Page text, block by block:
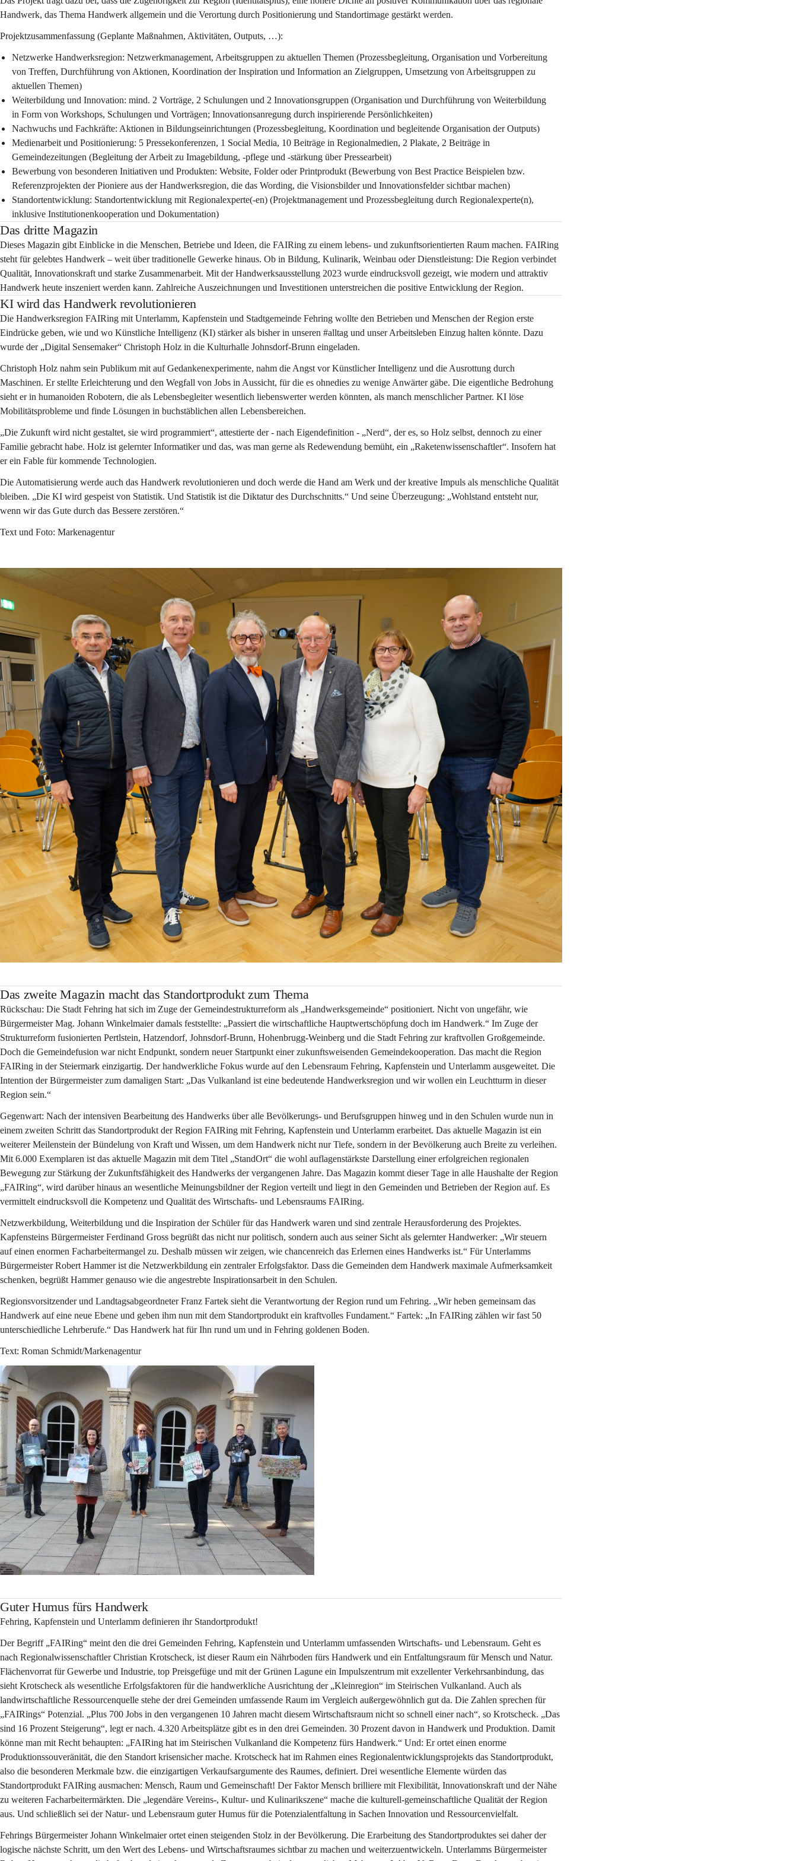
Handwerk, das Thema Handwerk allgemein und die Verortung durch Positionierung und Standortimage gestärkt werden.
Projektzusammenfassung (Geplante Maßnahmen, Aktivitäten, Outputs, …):
Netzwerke Handwerksregion: Netzwerkmanagement, Arbeitsgruppen zu aktuellen Themen (Prozessbegleitung, Organisation und Vorbereitung
von Treffen, Durchführung von Aktionen, Koordination der Inspiration und Information an Zielgruppen, Umsetzung von Arbeitsgruppen zu
aktuellen Themen)
Weiterbildung und Innovation: mind. 2 Vorträge, 2 Schulungen und 2 Innovationsgruppen (Organisation und Durchführung von Weiterbildung
in Form von Workshops, Schulungen und Vorträgen; Innovationsanregung durch inspirierende Persönlichkeiten)
Nachwuchs und Fachkräfte: Aktionen in Bildungseinrichtungen (Prozessbegleitung, Koordination und begleitende Organisation der Outputs)
Medienarbeit und Positionierung: 5 Pressekonferenzen, 1 Social Media, 10 Beiträge in Regionalmedien, 2 Plakate, 2 Beiträge in
Gemeindezeitungen (Begleitung der Arbeit zu Imagebildung, -pflege und -stärkung über Pressearbeit)
Bewerbung von besonderen Initiativen und Produkten: Website, Folder oder Printprodukt (Bewerbung von Best Practice Beispielen bzw.
Referenzprojekten der Pioniere aus der Handwerksregion, die das Wording, die Visionsbilder und Innovationsfelder sichtbar machen)
Standortentwicklung: Standortentwicklung mit Regionalexperte(-en) (Projektmanagement und Prozessbegleitung durch Regionalexperte(n),
inklusive Institutionenkooperation und Dokumentation)
Das dritte Magazin
Dieses Magazin gibt Einblicke in die Menschen, Betriebe und Ideen, die FAIRing zu einem lebens- und zukunftsorientierten Raum machen. FAIRing
steht für gelebtes Handwerk – weit über traditionelle Gewerke hinaus. Ob in Bildung, Kulinarik, Weinbau oder Dienstleistung: Die Region verbindet
Qualität, Innovationskraft und starke Zusammenarbeit. Mit der Handwerksausstellung 2023 wurde eindrucksvoll gezeigt, wie modern und attraktiv
Handwerk heute inszeniert werden kann. Zahlreiche Auszeichnungen und Investitionen unterstreichen die positive Entwicklung der Region.
KI wird das Handwerk revolutionieren
Die Handwerksregion FAIRing mit Unterlamm, Kapfenstein und Stadtgemeinde Fehring wollte den Betrieben und Menschen der Region erste
Eindrücke geben, wie und wo Künstliche Intelligenz (KI) stärker als bisher in unseren #alltag und unser Arbeitsleben Einzug halten könnte. Dazu
wurde der „Digital Sensemaker“ Christoph Holz in die Kulturhalle Johnsdorf-Brunn eingeladen.
Christoph Holz nahm sein Publikum mit auf Gedankenexperimente, nahm die Angst vor Künstlicher Intelligenz und die Ausrottung durch
Maschinen. Er stellte Erleichterung und den Wegfall von Jobs in Aussicht, für die es ohnedies zu wenige Anwärter gäbe. Die eigentliche Bedrohung
sieht er in humanoiden Robotern, die als Lebensbegleiter wesentlich liebenswerter werden könnten, als manch menschlicher Partner. KI löse
Mobilitätsprobleme und finde Lösungen in buchstäblichen allen Lebensbereichen.
„Die Zukunft wird nicht gestaltet, sie wird programmiert“, attestierte der - nach Eigendefinition - „Nerd“, der es, so Holz selbst, dennoch zu einer
Familie gebracht habe. Holz ist gelernter Informatiker und das, was man gerne als Redewendung bemüht, ein „Raketenwissenschaftler“. Insofern hat
er ein Fable für kommende Technologien.
Die Automatisierung werde auch das Handwerk revolutionieren und doch werde die Hand am Werk und der kreative Impuls als menschliche Qualität
bleiben. „Die KI wird gespeist von Statistik. Und Statistik ist die Diktatur des Durchschnitts.“ Und seine Überzeugung: „Wohlstand entsteht nur,
wenn wir das Gute durch das Bessere zerstören.“
Text und Foto: Markenagentur
Das zweite Magazin macht das Standortprodukt zum Thema
Rückschau: Die Stadt Fehring hat sich im Zuge der Gemeindestrukturreform als „Handwerksgemeinde“ positioniert. Nicht von ungefähr, wie
Bürgermeister Mag. Johann Winkelmaier damals feststellte: „Passiert die wirtschaftliche Hauptwertschöpfung doch im Handwerk.“ Im Zuge der
Strukturreform fusionierten Pertlstein, Hatzendorf, Johnsdorf-Brunn, Hohenbrugg-Weinberg und die Stadt Fehring zur kraftvollen Großgemeinde.
Doch die Gemeindefusion war nicht Endpunkt, sondern neuer Startpunkt einer zukunftsweisenden Gemeindekooperation. Das macht die Region
FAIRing in der Steiermark einzigartig. Der handwerkliche Fokus wurde auf den Lebensraum Fehring, Kapfenstein und Unterlamm ausgeweitet. Die
Intention der Bürgermeister zum damaligen Start: „Das Vulkanland ist eine bedeutende Handwerksregion und wir wollen ein Leuchtturm in dieser
Region sein.“
Gegenwart: Nach der intensiven Bearbeitung des Handwerks über alle Bevölkerungs- und Berufsgruppen hinweg und in den Schulen wurde nun in
einem zweiten Schritt das Standortprodukt der Region FAIRing mit Fehring, Kapfenstein und Unterlamm erarbeitet. Das aktuelle Magazin ist ein
weiterer Meilenstein der Bündelung von Kraft und Wissen, um dem Handwerk nicht nur Tiefe, sondern in der Bevölkerung auch Breite zu verleihen.
Mit 6.000 Exemplaren ist das aktuelle Magazin mit dem Titel „StandOrt“ die wohl auflagenstärkste Darstellung einer erfolgreichen regionalen
Bewegung zur Stärkung der Zukunftsfähigkeit des Handwerks der vergangenen Jahre. Das Magazin kommt dieser Tage in alle Haushalte der Region
„FAIRing“, wird darüber hinaus an wesentliche Meinungsbildner der Region verteilt und liegt in den Gemeinden und Betrieben der Region auf. Es
vermittelt eindrucksvoll die Kompetenz und Qualität des Wirtschafts- und Lebensraums FAIRing.
Netzwerkbildung, Weiterbildung und die Inspiration der Schüler für das Handwerk waren und sind zentrale Herausforderung des Projektes.
Kapfensteins Bürgermeister Ferdinand Gross begrüßt das nicht nur politisch, sondern auch aus seiner Sicht als gelernter Handwerker: „Wir steuern
auf einen enormen Facharbeitermangel zu. Deshalb müssen wir zeigen, wie chancenreich das Erlernen eines Handwerks ist.“ Für Unterlamms
Bürgermeister Robert Hammer ist die Netzwerkbildung ein zentraler Erfolgsfaktor. Dass die Gemeinden dem Handwerk maximale Aufmerksamkeit
schenken, begrüßt Hammer genauso wie die angestrebte Inspirationsarbeit in den Schulen.
Regionsvorsitzender und Landtagsabgeordneter Franz Fartek sieht die Verantwortung der Region rund um Fehring. „Wir heben gemeinsam das
Handwerk auf eine neue Ebene und geben ihm nun mit dem Standortprodukt ein kraftvolles Fundament.“ Fartek: „In FAIRing zählen wir fast 50
unterschiedliche Lehrberufe.“ Das Handwerk hat für Ihn rund um und in Fehring goldenen Boden.
Text: Roman Schmidt/Markenagentur
Guter Humus fürs Handwerk
Fehring, Kapfenstein und Unterlamm definieren ihr Standortprodukt!
Der Begriff „FAIRing“ meint den die drei Gemeinden Fehring, Kapfenstein und Unterlamm umfassenden Wirtschafts- und Lebensraum. Geht es
nach Regionalwissenschaftler Christian Krotscheck, ist dieser Raum ein Nährboden fürs Handwerk und ein Entfaltungsraum für Mensch und Natur.
Flächenvorrat für Gewerbe und Industrie, top Preisgefüge und mit der Grünen Lagune ein Impulszentrum mit exzellenter Verkehrsanbindung, das
sieht Krotscheck als wesentliche Erfolgsfaktoren für die handwerkliche Ausrichtung der „Kleinregion“ im Steirischen Vulkanland. Auch als
landwirtschaftliche Ressourcenquelle stehe der drei Gemeinden umfassende Raum im Vergleich außergewöhnlich gut da. Die Zahlen sprechen für
„FAIRings“ Potenzial. „Plus 700 Jobs in den vergangenen 10 Jahren macht diesem Wirtschaftsraum nicht so schnell einer nach“, so Krotscheck. „Das
sind 16 Prozent Steigerung“, legt er nach. 4.320 Arbeitsplätze gibt es in den drei Gemeinden. 30 Prozent davon in Handwerk und Produktion. Damit
könne man mit Recht behaupten: „FAIRing hat im Steirischen Vulkanland die Kompetenz fürs Handwerk.“ Und: Er ortet einen enorme
Produktionssouveränität, die den Standort krisensicher mache. Krotscheck hat im Rahmen eines Regionalentwicklungsprojekts das Standortprodukt,
also die besonderen Merkmale bzw. die einzigartigen Verkaufsargumente des Raumes, definiert. Drei wesentliche Elemente würden das
Standortprodukt FAIRing ausmachen: Mensch, Raum und Gemeinschaft! Der Faktor Mensch brilliere mit Flexibilität, Innovationskraft und der Nähe
zu weiteren Facharbeitermärkten. Die „legendäre Vereins-, Kultur- und Kulinarikszene“ mache die kulturell-gemeinschaftliche Qualität der Region
aus. Und schließlich sei der Natur- und Lebensraum guter Humus für die Potenzialentfaltung in Sachen Innovation und Ressourcenvielfalt.
Fehrings Bürgermeister Johann Winkelmaier ortet einen steigenden Stolz in der Bevölkerung. Die Erarbeitung des Standortproduktes sei daher der
logische nächste Schritt, um den Wert des Lebens- und Wirtschaftsraumes sichtbar zu machen und weiterzuentwickeln. Unterlamms Bürgermeister